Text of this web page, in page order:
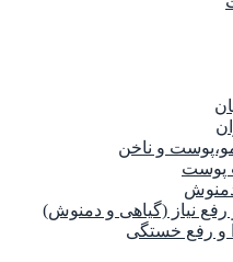
و ناخن
پوست
نیاز (گیاهی و دمنوش)
و رفع خستگی